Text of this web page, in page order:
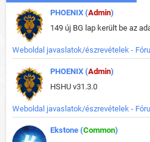
PHOENIX (Admin)
Weboldal javaslatok/észrevételek -
PHOENIX (Admin)
HSHU v31.3.0
Weboldal javaslatok/észrevételek -
Ekstone (Common)